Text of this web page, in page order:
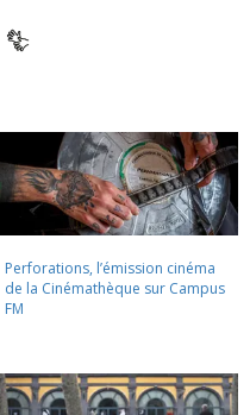
Perforations, l’émission cinéma
de la Cinémathèque sur Campus
FM